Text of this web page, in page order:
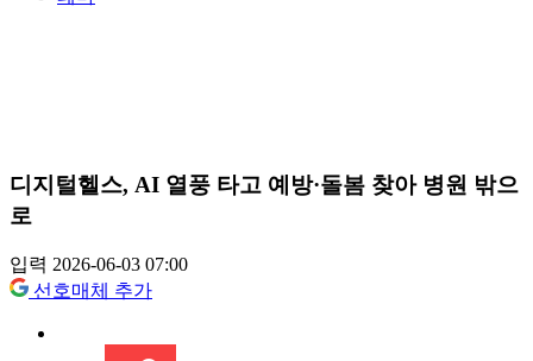
디지털헬스, AI 열풍 타고 예방·돌봄 찾아 병원 밖으
로
입력 2026-06-03 07:00
선호매체 추가